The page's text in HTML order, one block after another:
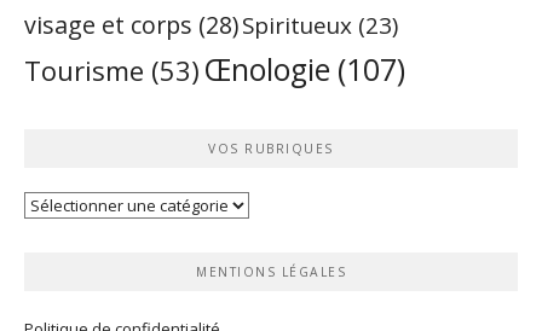
visage et corps (28)Spiritueux (23)
Tourisme (53) Œnologie (107)
VOS RUBRIQUES
Vos
MENTIONS LÉGALES